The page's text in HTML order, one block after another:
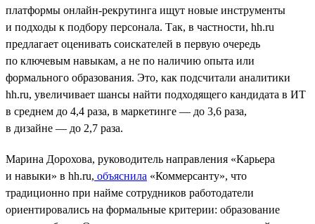
платформы онлайн-рекрутинга ищут новые инструменты
и подходы к подбору персонала. Так, в частности, hh.ru
предлагает оценивать соискателей в первую очередь
по ключевым навыкам, а не по наличию опыта или
формального образования. Это, как подсчитали аналитики
hh.ru, увеличивает шансы найти подходящего кандидата в ИТ
в среднем до 4,4 раза, в маркетинге — до 3,6 раза,
в дизайне — до 2,7 раза.
Марина Дорохова, руководитель направления «Карьера
и навыки» в hh.ru, объяснила «Коммерсанту», что
традиционно при найме сотрудников работодатели
ориентировались на формальные критерии: образование